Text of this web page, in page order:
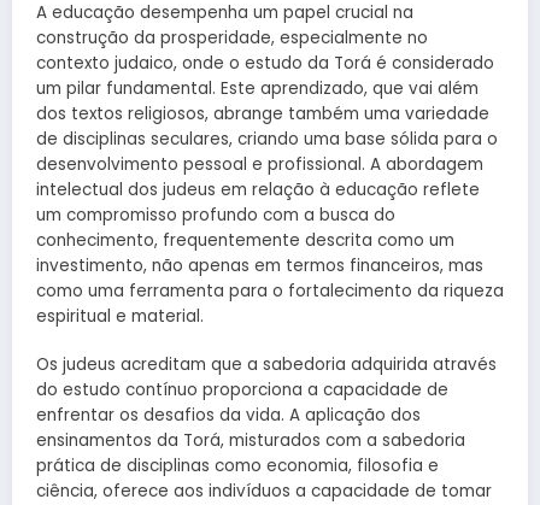
A educação desempenha um papel crucial na
construção da prosperidade, especialmente no
contexto judaico, onde o estudo da Torá é considerado
um pilar fundamental. Este aprendizado, que vai além
dos textos religiosos, abrange também uma variedade
de disciplinas seculares, criando uma base sólida para o
desenvolvimento pessoal e profissional. A abordagem
intelectual dos judeus em relação à educação reflete
um compromisso profundo com a busca do
conhecimento, frequentemente descrita como um
investimento, não apenas em termos financeiros, mas
como uma ferramenta para o fortalecimento da riqueza
espiritual e material.
Os judeus acreditam que a sabedoria adquirida através
do estudo contínuo proporciona a capacidade de
enfrentar os desafios da vida. A aplicação dos
ensinamentos da Torá, misturados com a sabedoria
prática de disciplinas como economia, filosofia e
ciência, oferece aos indivíduos a capacidade de tomar